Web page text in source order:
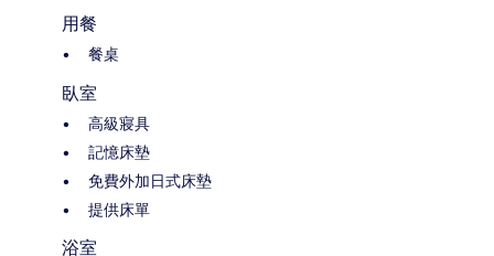
用餐
餐桌
臥室
高級寢具
記憶床墊
免費外加日式床墊
提供床單
浴室